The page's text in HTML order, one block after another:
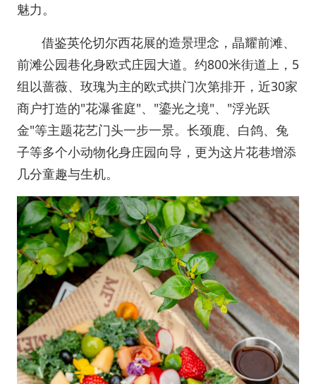
魅力。
借鉴英伦切尔西花展的造景理念，晶耀前滩、
前滩公园巷化身欧式庄园大道。约800米街道上，5
组以蔷薇、玫瑰为主的欧式拱门次第排开，近30家
商户打造的"花瀑雀庭"、"鎏光之境"、"浮光跃
金"等主题花艺门头一步一景。长颈鹿、白鸽、兔
子等多个小动物化身庄园向导，更为这片花巷增添
几分童趣与生机。